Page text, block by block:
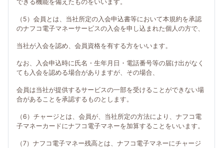
できる機能を備えたものをいいます。
（5）会員とは、当社所定の入会申込書等において本規約を承認
のナフコ電子マネーサービスの入会を申し込まれた個人の方で、
当社が入会を認め、会員資格を有する方をいいます。
なお、入会申込時に氏名・生年月日・電話番号等の届け出がなく
ても入会を認める場合がありますが、その場合、
会員は当社が提供するサービスの一部を受けることができない場
合があることを承認するものとします。
（6）チャージとは、会員が、当社所定の方法により、ナフコ電
子マネーカードにナフコ電子マネーを加算することをいいます。
（7）ナフコ電子マネー残高とは、ナフコ電子マネーにチャージ